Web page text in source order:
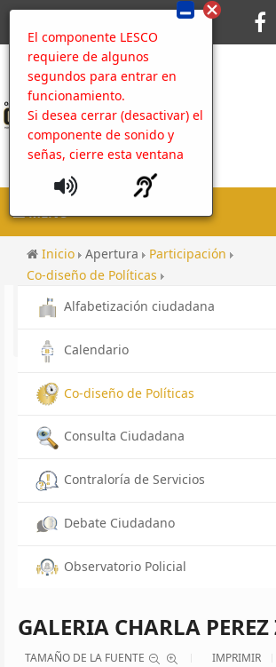
El componente LESCO
requiere de algunos
segundos para entrar en
funcionamiento.
Si desea cerrar (desactivar) el
componente de sonido y
señas, cierre esta ventana
MENU
Inicio Apertura
Participación
Co-diseño de Políticas
Caja de Herramientas contra la
Acciones de prevención
Galeria Charla Perez Zeledon
Alfabetización ciudadana
Calendario
Co-diseño de Políticas
Consulta Ciudadana
Contraloría de Servicios
Debate Ciudadano
Observatorio Policial
GALERIA CHARLA
TAMAÑO DE LA FUENTE IMPRIMIR